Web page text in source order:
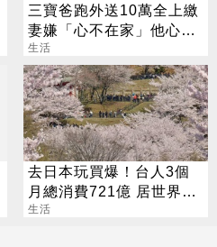
三寶爸跑外送10萬全上繳
妻嫌「心不在家」他心
寒：走不下去了
生活
去日本玩買爆！台人3個
月總消費721億 居世界第
二
生活